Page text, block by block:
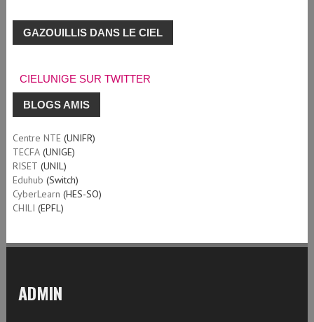
GAZOUILLIS DANS LE CIEL
CIELUNIGE SUR TWITTER
BLOGS AMIS
Centre NTE(UNIFR)
TECFA(UNIGE)
RISET (UNIL)
Eduhub (Switch)
CyberLearn (HES-SO)
CHILI (EPFL)
ADMIN